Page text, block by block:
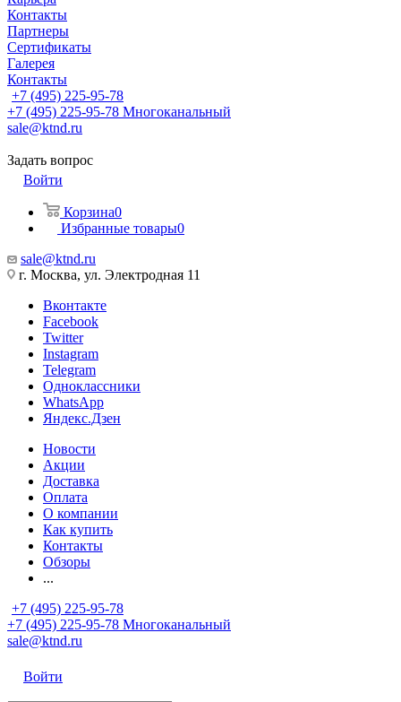
Контакты
Партнеры
Сертификаты
Галерея
Контакты
+7 (495) 225-95-78
+7 (495) 225-95-78 Многоканальный
sale@ktnd.ru
Задать вопрос
Войти
Корзина0
Избранные товары0
sale@ktnd.ru
г. Москва, ул. Электродная 11
Вконтакте
Facebook
Twitter
Instagram
Telegram
Одноклассники
WhatsApp
Яндекс.Дзен
Новости
Акции
Доставка
Оплата
О компании
Как купить
Контакты
Обзоры
...
+7 (495) 225-95-78
+7 (495) 225-95-78 Многоканальный
sale@ktnd.ru
Войти